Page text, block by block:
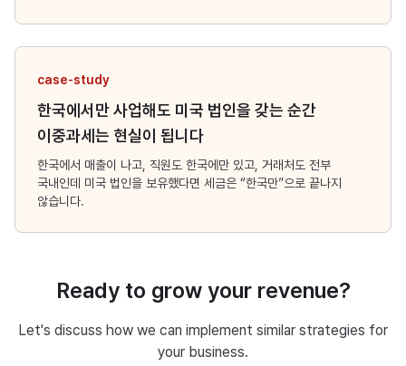
case-study
한국에서만 사업해도 미국 법인을 갖는 순간
이중과세는 현실이 됩니다
한국에서 매출이 나고, 직원도 한국에만 있고, 거래처도 전부
국내인데 미국 법인을 보유했다면 세금은 “한국만”으로 끝나지
않습니다.
Ready to grow your revenue?
Let's discuss how we can implement similar strategies for
your business.